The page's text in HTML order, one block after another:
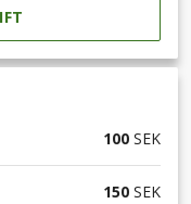
100 SEK
150 SEK